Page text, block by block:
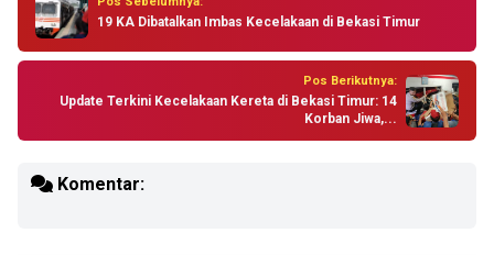
19 KA Dibatalkan Imbas Kecelakaan di Bekasi Timur
Pos Berikutnya:
Update Terkini Kecelakaan Kereta di Bekasi Timur: 14
Korban Jiwa,...
Komentar: